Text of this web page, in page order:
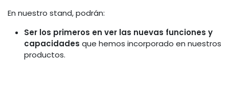
En nuestro stand, podrán:
Ser los primeros en ver las nuevas funciones y
capacidades que hemos incorporado en nuestros
productos.